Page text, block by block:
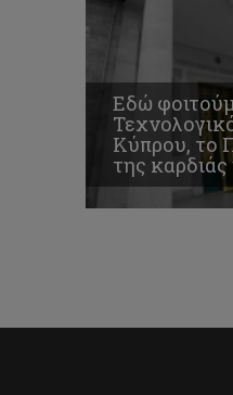
Εδώ
Κύπρου, το
της καρδιάς